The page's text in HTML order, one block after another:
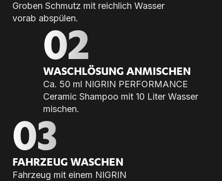
Groben Schmutz mit reichlich Wasser
vorab abspülen.
02
WASCH­LÖ­SUNG AN­MI­SCHEN
Ca. 50 ml NIGRIN PERFORMANCE
Ceramic Shampoo mit 10 Liter Wasser
mischen.
03
FAHR­ZEUG WA­SCHEN
Fahrzeug mit einem NIGRIN